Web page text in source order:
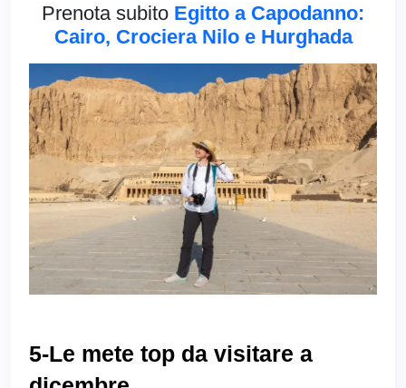
Prenota subito Egitto a Capodanno:
Cairo, Crociera Nilo e Hurghada
5-Le mete top da visitare a